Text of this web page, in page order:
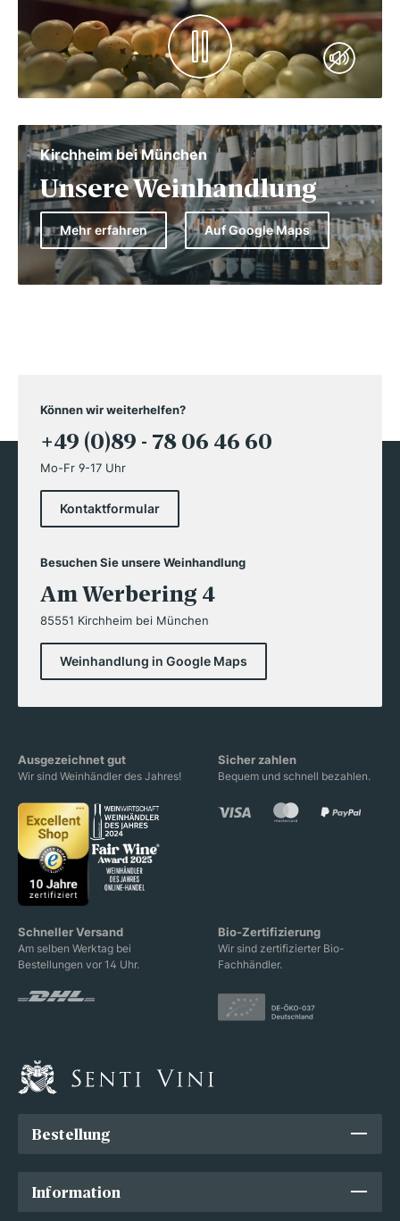
Kirchheim bei München
Unsere Weinhandlung
Mehr erfahren Auf Google Maps
Können wir weiterhelfen?
+49 (0)89 - 78 06 46 60
Mo-Fr 9-17 Uhr
Kontaktformular
Besuchen Sie unsere Weinhandlung
Am Werbering 4
85551 Kirchheim bei München
Weinhandlung in Google Maps
Ausgezeichnet gut
Wir sind Weinhändler des Jahres!
Sicher zahlen
Bequem und schnell bezahlen.
Schneller Versand
Am selben Werktag bei
Bestellungen vor 14 Uhr.
Bio-Zertifizierung
Wir sind zertifizierter Bio-
Fachhändler.
Bestellung
Information